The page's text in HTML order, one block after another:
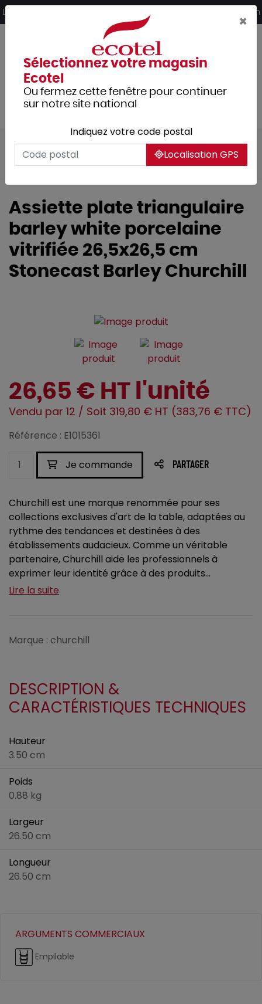
Livraison offerte dès 249€ HT d’achat et retrait 2h en magasin
Tous les produits
Arts de la table
Vaisselle
Assiettes & services
Assiette plate triangulaire
barley white porcelaine
vitrifiée 26,5x26,5 cm
Stonecast Barley Churchill
26,65 € HT l'unité
Vendu par 12 / Soit 319,80 € HT (383,76 € TTC)
Référence : E1015361
Je commande PARTAGER
Churchill est une marque renommée pour ses
collections exclusives d'art de la table, adaptées au
rythme des tendances et destinées à des
établissements audacieux. Comme un véritable
partenaire, Churchill aide les professionnels à
exprimer leur identité grâce à des produits...
Lire la suite
Marque : churchill
DESCRIPTION &
CARACTÉRISTIQUES TECHNIQUES
Hauteur
3.50 cm
Poids
0.88 kg
Largeur
26.50 cm
Longueur
26.50 cm
ARGUMENTS COMMERCIAUX
Empilable
×
Sélectionnez votre magasin
Ecotel
Ou fermez cette fenêtre pour continuer
sur notre site national
Indiquez votre code postal
Localisation GPS
Panneau de gestion des cookies